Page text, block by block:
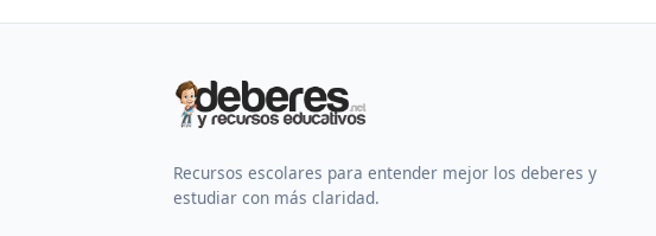
Recursos escolares para entender mejor los deberes y
estudiar con más claridad.